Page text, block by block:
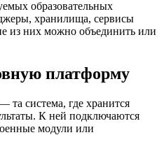
образовательных
хранилища, сервисы
из них можно объединить или
платформу
та система, где хранится
К ней подключаются
модули или